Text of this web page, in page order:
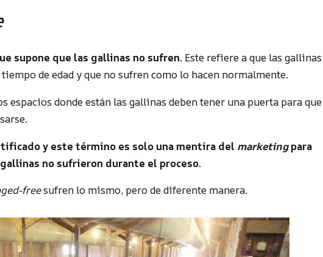
supone que las gallinas no sufren. Este refiere a que las gallinas
de edad y que no sufren como lo hacen normalmente.
espacios donde están las gallinas deben tener una puerta para que
y este término es solo una mentira del marketingpara
no sufrieron durante el proceso.
freesufren lo mismo, pero de diferente manera.